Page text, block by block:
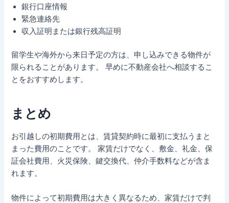
銀行口座情報
緊急連絡先
収入証明または銀行残高証明
留学生や海外から来日予定の方は、申し込みできる物件が
限られることがあります。 早めに不動産会社へ相談するこ
とをおすすめします。
まとめ
お引越しの初期費用とは、賃貸契約時に最初に支払うまと
まった費用のことです。 家賃だけでなく、敷金、礼金、保
証会社費用、火災保険、鍵交換代、仲介手数料などが含ま
れます。
物件によって初期費用は大きく異なるため、家賃だけで判